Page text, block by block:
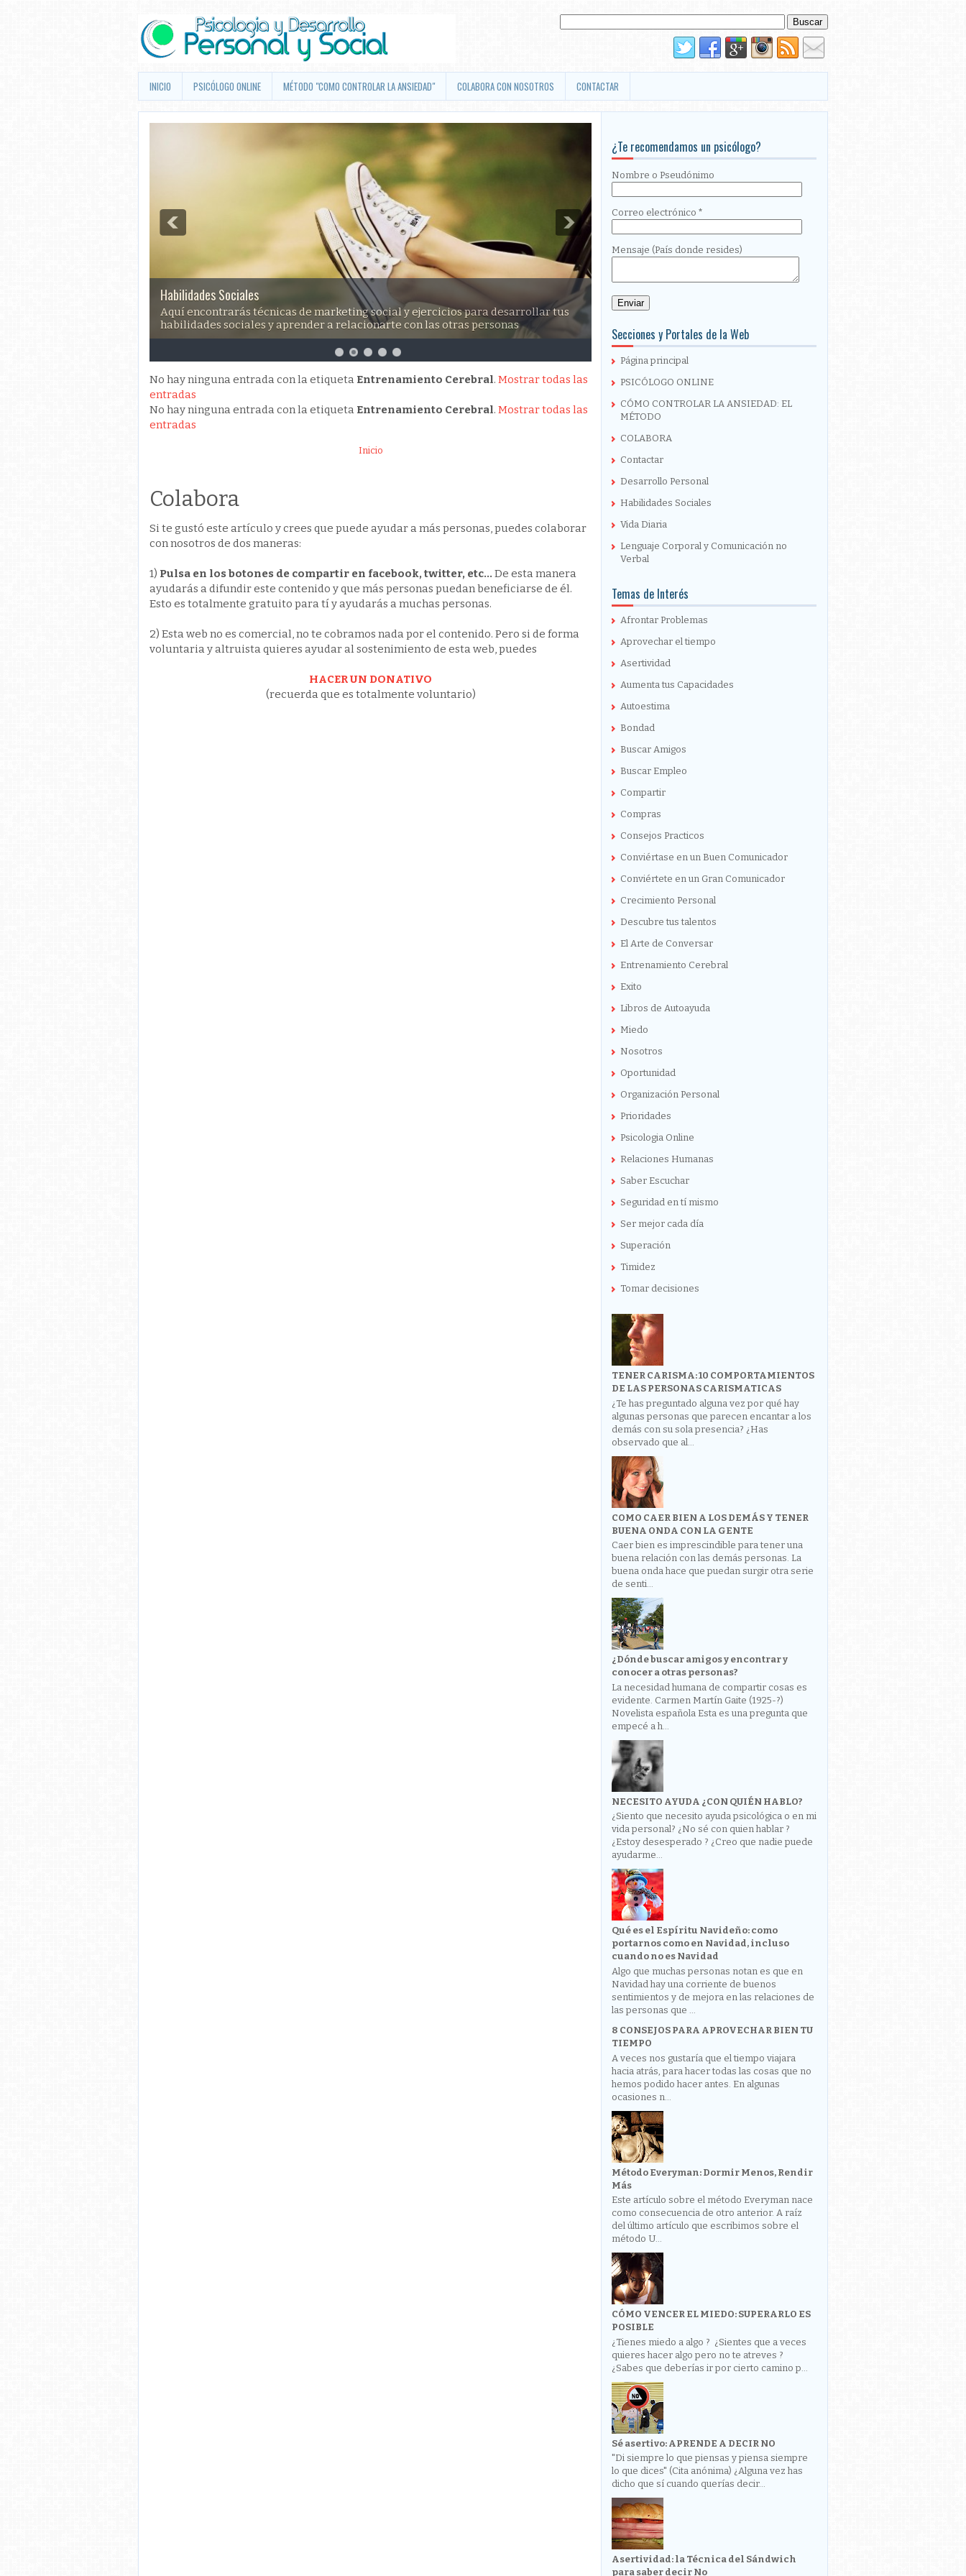
INICIO PSICÓLOGO ONLINE MÉTODO "COMO CONTROLAR LA ANSIEDAD" COLABORA CON NOSOTROS CONTACTAR
Habilidades Sociales
Aquí encontrarás técnicas de marketing social y ejercicios para desarrollar tus
habilidades sociales y aprender a relacionarte con las otras personas
No hay ninguna entrada con la etiqueta Entrenamiento Cerebral. Mostrar todas las
entradas
No hay ninguna entrada con la etiqueta Entrenamiento Cerebral. Mostrar todas las
entradas
Inicio
Colabora
Si te gustó este artículo y crees que puede ayudar a más personas, puedes colaborar
con nosotros de dos maneras:
1) Pulsa en los botones de compartir en facebook, twitter, etc... De esta manera
ayudarás a difundir este contenido y que más personas puedan beneficiarse de él.
Esto es totalmente gratuito para tí y ayudarás a muchas personas.
2) Esta web no es comercial, no te cobramos nada por el contenido. Pero si de forma
voluntaria y altruista quieres ayudar al sostenimiento de esta web, puedes
HACER UN DONATIVO
(recuerda que es totalmente voluntario)
¿Te recomendamos un psicólogo?
Nombre o Pseudónimo
Correo electrónico *
Mensaje (País donde resides)
Secciones y Portales de la Web
Página principal
PSICÓLOGO ONLINE
CÓMO CONTROLAR LA ANSIEDAD: EL
MÉTODO
COLABORA
Contactar
Desarrollo Personal
Habilidades Sociales
Vida Diaria
Lenguaje Corporal y Comunicación no
Verbal
Temas de Interés
Afrontar Problemas
Aprovechar el tiempo
Asertividad
Aumenta tus Capacidades
Autoestima
Bondad
Buscar Amigos
Buscar Empleo
Compartir
Compras
Consejos Practicos
Conviértase en un Buen Comunicador
Conviértete en un Gran Comunicador
Crecimiento Personal
Descubre tus talentos
El Arte de Conversar
Entrenamiento Cerebral
Exito
Libros de Autoayuda
Miedo
Nosotros
Oportunidad
Organización Personal
Prioridades
Psicologia Online
Relaciones Humanas
Saber Escuchar
Seguridad en tí mismo
Ser mejor cada día
Superación
Timidez
Tomar decisiones
TENER CARISMA: 10 COMPORTAMIENTOS
DE LAS PERSONAS CARISMATICAS
¿Te has preguntado alguna vez por qué hay
algunas personas que parecen encantar a los
demás con su sola presencia? ¿Has
observado que al...
COMO CAER BIEN A LOS DEMÁS Y TENER
BUENA ONDA CON LA GENTE
Caer bien es imprescindible para tener una
buena relación con las demás personas. La
buena onda hace que puedan surgir otra serie
de senti...
¿Dónde buscar amigos y encontrar y
conocer a otras personas?
La necesidad humana de compartir cosas es
evidente. Carmen Martín Gaite (1925-?)
Novelista española Esta es una pregunta que
empecé a h...
NECESITO AYUDA ¿CON QUIÉN HABLO?
¿Siento que necesito ayuda psicológica o en mi
vida personal? ¿No sé con quien hablar ?
¿Estoy desesperado ? ¿Creo que nadie puede
ayudarme...
Qué es el Espíritu Navideño: como
portarnos como en Navidad, incluso
cuando no es Navidad
Algo que muchas personas notan es que en
Navidad hay una corriente de buenos
sentimientos y de mejora en las relaciones de
las personas que ...
8 CONSEJOS PARA APROVECHAR BIEN TU
TIEMPO
A veces nos gustaría que el tiempo viajara
hacia atrás, para hacer todas las cosas que no
hemos podido hacer antes. En algunas
ocasiones n...
Método Everyman: Dormir Menos, Rendir
Más
Este artículo sobre el método Everyman nace
como consecuencia de otro anterior. A raíz
del último artículo que escribimos sobre el
método U...
CÓMO VENCER EL MIEDO: SUPERARLO ES
POSIBLE
¿Tienes miedo a algo ? ¿Sientes que a veces
quieres hacer algo pero no te atreves ?
¿Sabes que deberías ir por cierto camino p...
Sé asertivo: APRENDE A DECIR NO
"Di siempre lo que piensas y piensa siempre
lo que dices" (Cita anónima) ¿Alguna vez has
dicho que sí cuando querías decir...
Asertividad: la Técnica del Sándwich
para saber decir No